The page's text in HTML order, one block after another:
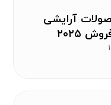
آرایشی
۲۰۲۵